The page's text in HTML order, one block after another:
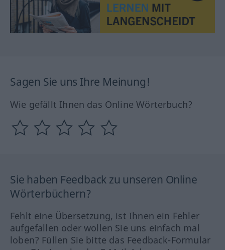
Sagen Sie uns Ihre Meinung!
Wie gefällt Ihnen das Online Wörterbuch?
Sie haben Feedback zu unseren Online
Wörterbüchern?
Fehlt eine Übersetzung, ist Ihnen ein Fehler
aufgefallen oder wollen Sie uns einfach mal
loben? Füllen Sie bitte das Feedback-Formular